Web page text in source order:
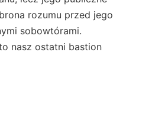
rozumu przed jego
sobowtórami.
nasz ostatni bastion